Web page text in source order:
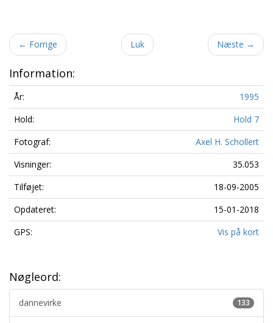
← Forrige Luk Næste →
Information:
År:
1995
Hold:
Hold 7
Fotograf:
Axel H. Schollert
Visninger:
35.053
Tilføjet:
18-09-2005
Opdateret:
15-01-2018
GPS:
Vis på kort
Nøgleord:
133
dannevirke